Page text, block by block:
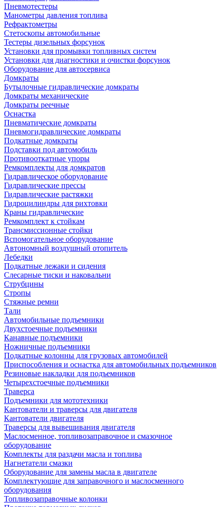
Пневмотестеры
Манометры давления топлива
Рефрактометры
Стетоскопы автомобильные
Тестеры дизельных форсунок
Установки для промывки топливных систем
Установки для диагностики и очистки форсунок
Оборудование для автосервиса
Домкраты
Бутылочные гидравлические домкраты
Домкраты механические
Домкраты реечные
Оснастка
Пневматические домкраты
Пневмогидравлические домкраты
Подкатные домкраты
Подставки под автомобиль
Противооткатные упоры
Ремкомплекты для домкратов
Гидравлическое оборудование
Гидравлические прессы
Гидравлические растяжки
Гидроцилиндры для рихтовки
Краны гидравлические
Ремкомплект к стойкам
Трансмиссионные стойки
Вспомогательное оборудование
Автономный воздушный отопитель
Лебедки
Подкатные лежаки и сидения
Слесарные тиски и наковальни
Струбцины
Стропы
Стяжные ремни
Тали
Автомобильные подъемники
Двухстоечные подъемники
Канавные подъемники
Ножничные подъемники
Подкатные колонны для грузовых автомобилей
Приспособления и оснастка для автомобильных подъемников
Резиновые накладки для подъемников
Четырехстоечные подъемники
Траверса
Подъемники для мототехники
Кантователи и траверсы для двигателя
Кантователи двигателя
Траверсы для вывешивания двигателя
Маслосменное, топливозаправочное и смазочное
оборудование
Комплекты для раздачи масла и топлива
Нагнетатели смазки
Оборудование для замены масла в двигателе
Комплектующие для заправочного и маслосменного
оборудования
Топливозаправочные колонки